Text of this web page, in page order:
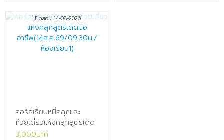
เปิดสอน 14-08-2026
คอร์สเรียนหมี่คลุกและ
ก๋วยเตี๋ยวแห้งคลุกสูตรเด็ด
มือ
3,000บาท